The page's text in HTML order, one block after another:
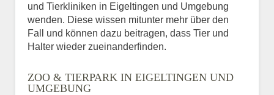
und Tierkliniken in Eigeltingen und Umgebung
wenden. Diese wissen mitunter mehr über den
Fall und können dazu beitragen, dass Tier und
Halter wieder zueinanderfinden.
ZOO & TIERPARK IN EIGELTINGEN UND
UMGEBUNG